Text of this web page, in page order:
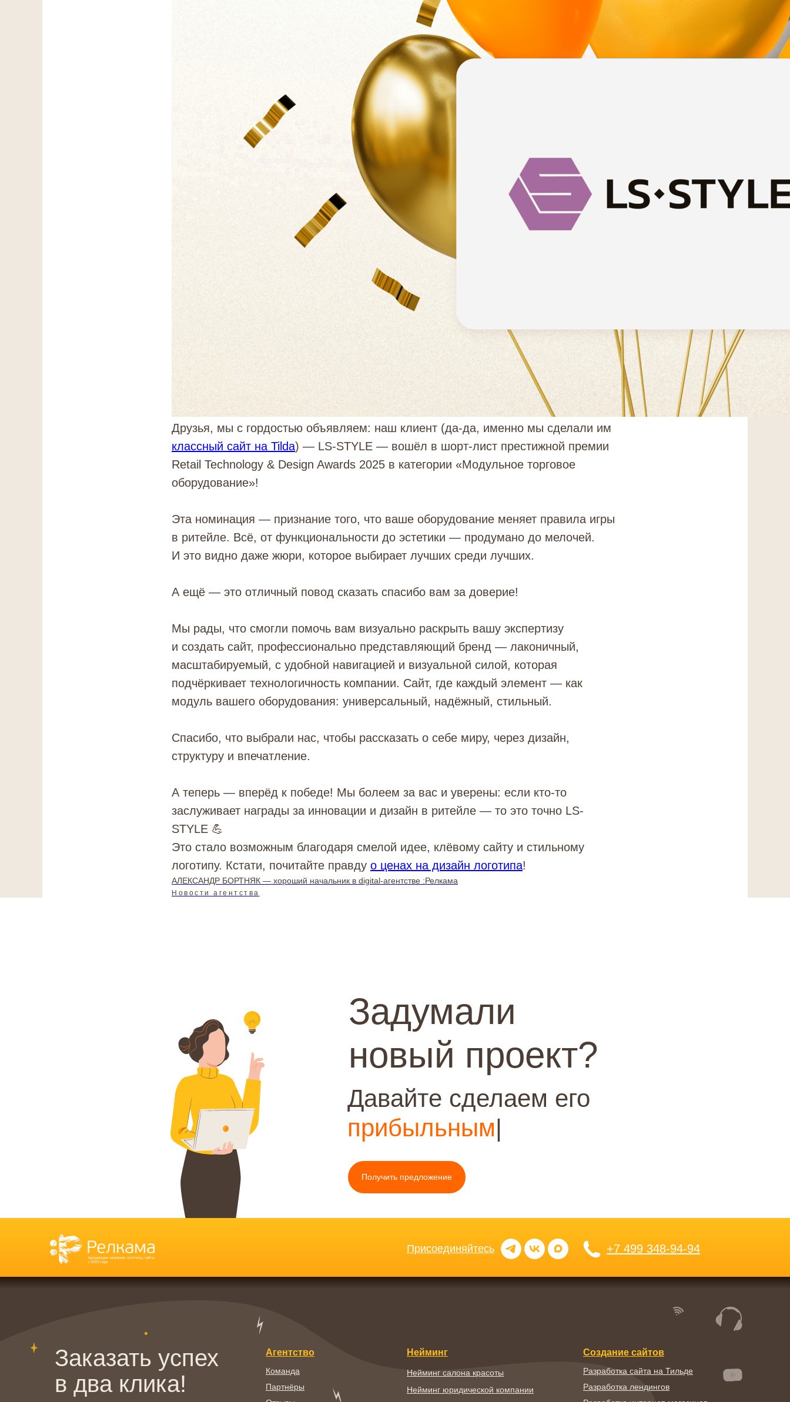
Друзья, мы с гордостью объявляем: наш клиент (да-да, именно мы сделали им
классный сайт на Tilda) — LS-STYLE — вошёл в шорт-лист престижной премии
Retail Technology & Design Awards 2025 в категории «Модульное торговое
оборудование»!
Эта номинация — признание того, что ваше оборудование меняет правила игры
в ритейле. Всё, от функциональности до эстетики — продумано до мелочей.
И это видно даже жюри, которое выбирает лучших среди лучших.
А ещё — это отличный повод сказать спасибо вам за доверие!
Мы рады, что смогли помочь вам визуально раскрыть вашу экспертизу
и создать сайт, профессионально представляющий бренд — лаконичный,
масштабируемый, с удобной навигацией и визуальной силой, которая
подчёркивает технологичность компании. Сайт, где каждый элемент — как
модуль вашего оборудования: универсальный, надёжный, стильный.
Спасибо, что выбрали нас, чтобы рассказать о себе миру, через дизайн,
структуру и впечатление.
А теперь — вперёд к победе! Мы болеем за вас и уверены: если кто-то
заслуживает награды за инновации и дизайн в ритейле — то это точно LS-
STYLE 💪
Это стало возможным благодаря смелой идее, клёвому сайту и стильному
логотипу. Кстати, почитайте правду о ценах на дизайн логотипа!
АЛЕКСАНДР БОРТНЯК — хороший начальник в digital-агентстве :Релкама
Новости агентства
Задумали
новый проект?
Давайте сделаем его
конверсионным!
Получить предложение
+7 499 348-94-94
Присоединяйтесь
Заказать успех
в два клика!
Создание сайтов
Нейминг юридической компании
Разработка лендингов
Разработка сайта на Тильде
Нейминг салона красоты
Нейминг
Команда
Партнёры
Агентство